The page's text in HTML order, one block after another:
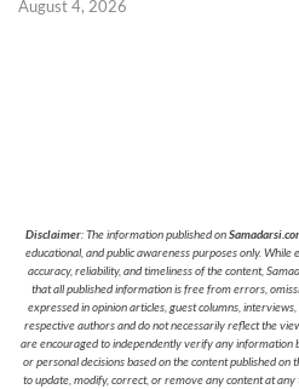
August 4, 2026
Disclaimer: The information published on
educational, and public awareness purposes only.
accuracy, reliability, and timeliness of the content,
that all published information is free from errors,
expressed in opinion articles, guest columns,
respective authors and do not necessarily reflect the
are encouraged to independently verify any information
or personal decisions based on the content published
to update, modify, correct, or remove any content at